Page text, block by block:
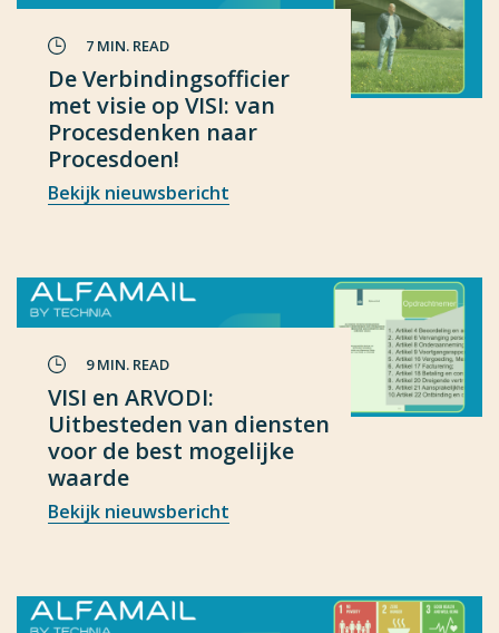
7 MIN. READ
De Verbindingsofficier
met visie op VISI: van
Procesdenken naar
Procesdoen!
Bekijk nieuwsbericht
9 MIN. READ
VISI en ARVODI:
Uitbesteden van diensten
voor de best mogelijke
waarde
Bekijk nieuwsbericht